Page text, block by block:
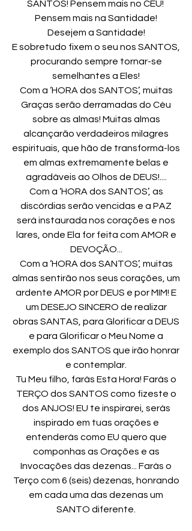
SANTOS! Pensem mais no CÉU!
Pensem mais na Santidade!
Desejem a Santidade!
E sobretudo fixem o seu nos SANTOS,
procurando sempre tornar-se
semelhantes a Eles!
Com a ‘HORA dos SANTOS’, muitas
Graças serão derramadas do Céu
sobre as almas! Muitas almas
alcançarão verdadeiros milagres
espirituais, que hão de transformá-los
em almas extremamente belas e
agradáveis ao Olhos de DEUS!....
Com a ‘HORA dos SANTOS’, as
discórdias serão vencidas e a PAZ
será instaurada nos corações e nos
lares, onde Ela for feita com AMOR e
DEVOÇÃO...
Com a ‘HORA dos SANTOS’, muitas
almas sentirão nos seus corações, um
ardente AMOR por DEUS e por MIM! E
um DESEJO SINCERO de realizar
obras SANTAS, para Glorificar a DEUS
e para Glorificar o Meu Nome a
exemplo dos SANTOS que irão honrar
e contemplar.
Tu Meu filho, farás Esta Hora! Farás o
TERÇO dos SANTOS como fizeste o
dos ANJOS! EU te inspirarei, serás
inspirado em tuas orações e
entenderás como EU quero que
componhas as Orações e as
Invocações das dezenas... Farás o
Terço com 6 (seis) dezenas, honrando
em cada uma das dezenas um
SANTO diferente.